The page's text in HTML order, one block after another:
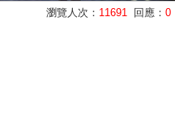
瀏覽人次： 11691 回應： 0